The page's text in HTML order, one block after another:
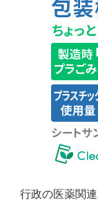
行政の医薬関連